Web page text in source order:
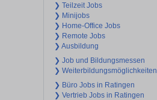
❯ Teilzeit Jobs
❯ Minijobs
❯ Home-Office Jobs
❯ Remote Jobs
❯ Ausbildung
❯ Job und Bildungsmessen
❯ Weiterbildungsmöglichkeiten
❯ Büro Jobs in Ratingen
❯ Vertrieb Jobs in Ratingen